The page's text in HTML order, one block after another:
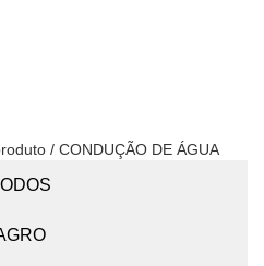
/ CONDUÇÃO DE ÁGUA